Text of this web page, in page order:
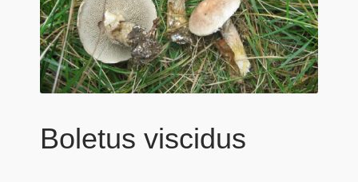
Boletus viscidus